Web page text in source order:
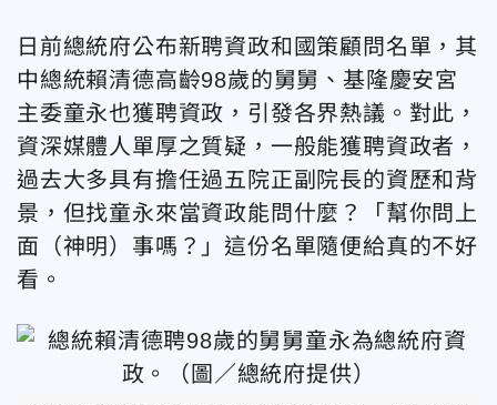
日前總統府公布新聘資政和國策顧問名單，其
中總統賴清德高齡98歲的舅舅、基隆慶安宮
主委童永也獲聘資政，引發各界熱議。對此，
資深媒體人單厚之質疑，一般能獲聘資政者，
過去大多具有擔任過五院正副院長的資歷和背
景，但找童永來當資政能問什麼？「幫你問上
面（神明）事嗎？」這份名單隨便給真的不好
看。